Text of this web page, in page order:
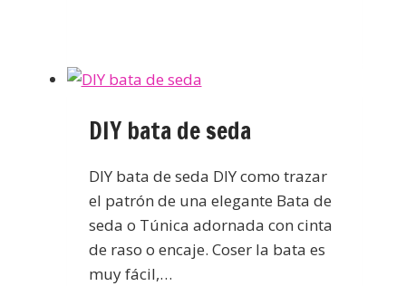
DIY bata de seda
DIY bata de seda DIY como trazar
el patrón de una elegante Bata de
seda o Túnica adornada con cinta
de raso o encaje. Coser la bata es
muy fácil,…